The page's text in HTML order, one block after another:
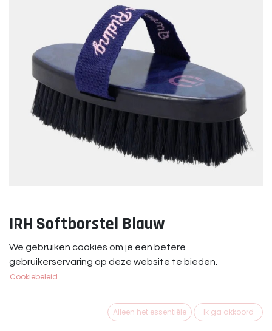
IRH Softborstel Blauw
Zachte borstel met all-over camouflageprint.
€6,95
We gebruiken cookies om je een betere
gebruikerservaring op deze website te bieden.
Cookiebeleid
Alleen het essentiële Ik ga akkoord